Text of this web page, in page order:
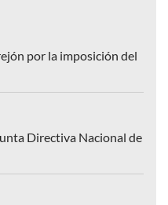
por la imposición del
Directiva Nacional de